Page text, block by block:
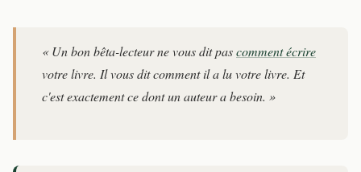
« Un bon bêta-lecteur ne vous dit pascomment écrire
votre livre. Il vous dit comment il a lu votre livre. Et
c'est exactement ce dont un auteur a besoin. »